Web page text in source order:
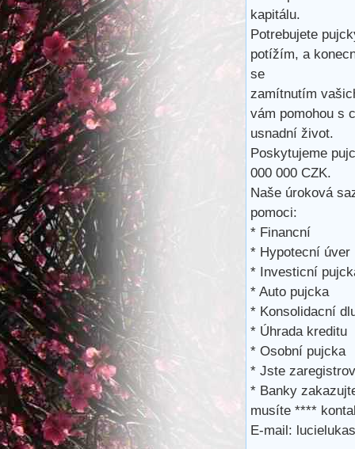
kapitálu.
Potrebujete
potížím, a
se
zamítnutím
vám pomohou s
usnadní život.
Poskytujeme
000 000 CZK.
Naše úroková
pomoci:
* Financní
* Hypotecní úver
* Investicní
* Auto pujcka
* Konsolidacní
* Úhrada kreditu
* Osobní pujcka
* Jste
* Banky
musíte ****
E-mail: